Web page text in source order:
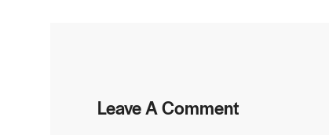
Leave A Comment